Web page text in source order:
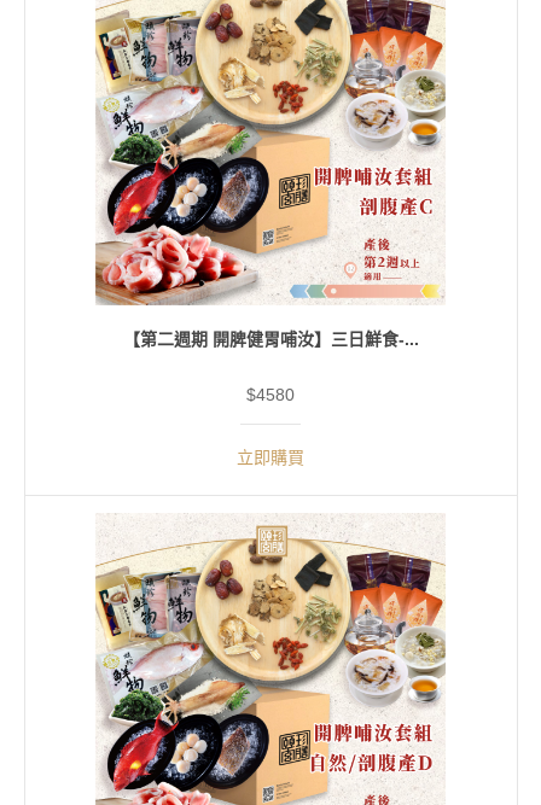
【第二週期 開脾健胃哺汝】三日鮮食-...
$4580
立即購買